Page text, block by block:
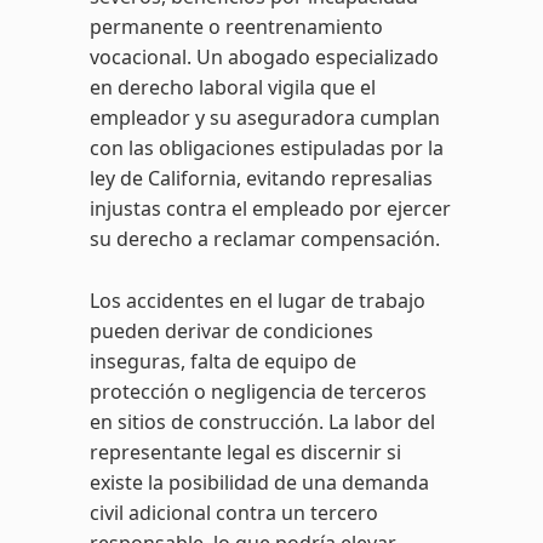
permanente o reentrenamiento
vocacional. Un abogado especializado
en derecho laboral vigila que el
empleador y su aseguradora cumplan
con las obligaciones estipuladas por la
ley de California, evitando represalias
injustas contra el empleado por ejercer
su derecho a reclamar compensación.
Los accidentes en el lugar de trabajo
pueden derivar de condiciones
inseguras, falta de equipo de
protección o negligencia de terceros
en sitios de construcción. La labor del
representante legal es discernir si
existe la posibilidad de una demanda
civil adicional contra un tercero